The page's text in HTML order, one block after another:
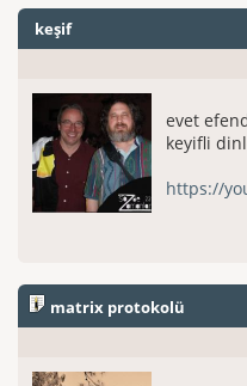
keşif
evet
keyifli
https://
matrix protokolü